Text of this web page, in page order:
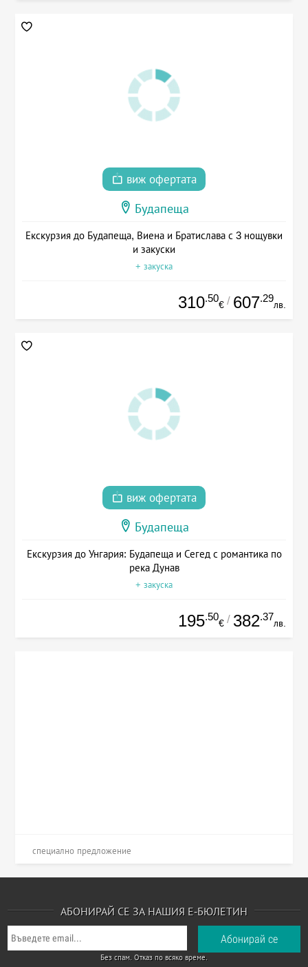
виж офертата
Будапеща
Екскурзия до Будапеща, Виена и Братислава с 3 нощувки
и закуски
+ закуска
310.50
€ / 607.29
лв.
виж офертата
Будапеща
Екскурзия до Унгария: Будапеща и Сегед с романтика по
река Дунав
+ закуска
195.50
€ / 382.37
лв.
специално предложение
АБОНИРАЙ СЕ ЗА НАШИЯ Е-БЮЛЕТИН
Без спам. Отказ по всяко време.